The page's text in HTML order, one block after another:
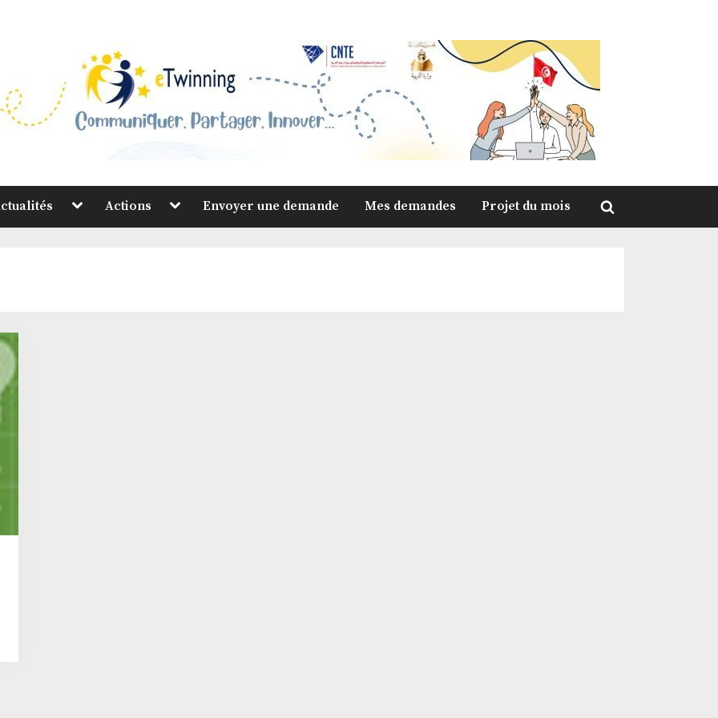
Toggle
menu
Actions Toggle
menu
Envoyer une demande Mes demandes Projet du mois
Toggle